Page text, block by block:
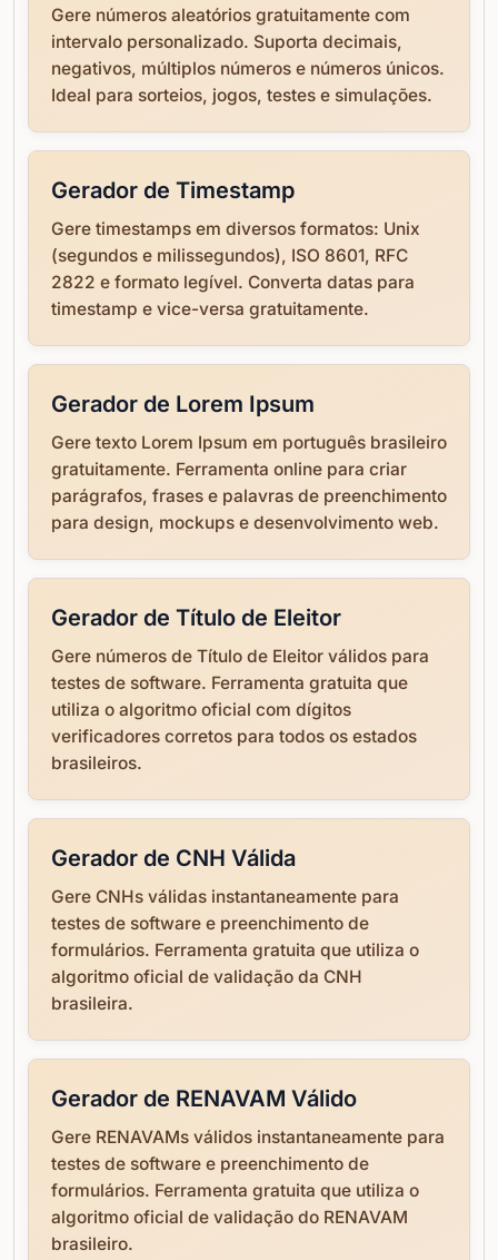
Gere números aleatórios gratuitamente com
intervalo personalizado. Suporta decimais,
negativos, múltiplos números e números únicos.
Ideal para sorteios, jogos, testes e simulações.
Gerador de Timestamp
Gere timestamps em diversos formatos: Unix
(segundos e milissegundos), ISO 8601, RFC
2822 e formato legível. Converta datas para
timestamp e vice-versa gratuitamente.
Gerador de Lorem Ipsum
Gere texto Lorem Ipsum em português brasileiro
gratuitamente. Ferramenta online para criar
parágrafos, frases e palavras de preenchimento
para design, mockups e desenvolvimento web.
Gerador de Título de Eleitor
Gere números de Título de Eleitor válidos para
testes de software. Ferramenta gratuita que
utiliza o algoritmo oficial com dígitos
verificadores corretos para todos os estados
brasileiros.
Gerador de CNH Válida
Gere CNHs válidas instantaneamente para
testes de software e preenchimento de
formulários. Ferramenta gratuita que utiliza o
algoritmo oficial de validação da CNH
brasileira.
Gerador de RENAVAM Válido
Gere RENAVAMs válidos instantaneamente para
testes de software e preenchimento de
formulários. Ferramenta gratuita que utiliza o
algoritmo oficial de validação do RENAVAM
brasileiro.